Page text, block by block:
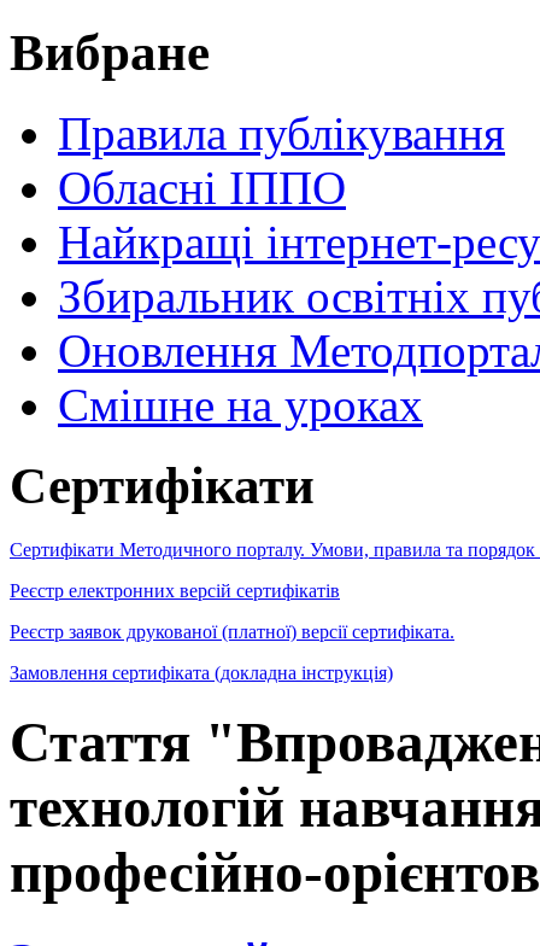
Вибране
Правила публікування
Обласні ІППО
Найкращі інтернет-
Збиральник освітніх
Оновлення
Cмішне на уроках
Сертифікати
Сертифікати Методичного порталу. Умови, правила та порядок
Реєстр електронних версій сертифікатів
Реєстр заявок друкованої (платної) версії сертифіката.
Замовлення сертифіката (докладна інструкція)
Стаття
технологій
професійно-